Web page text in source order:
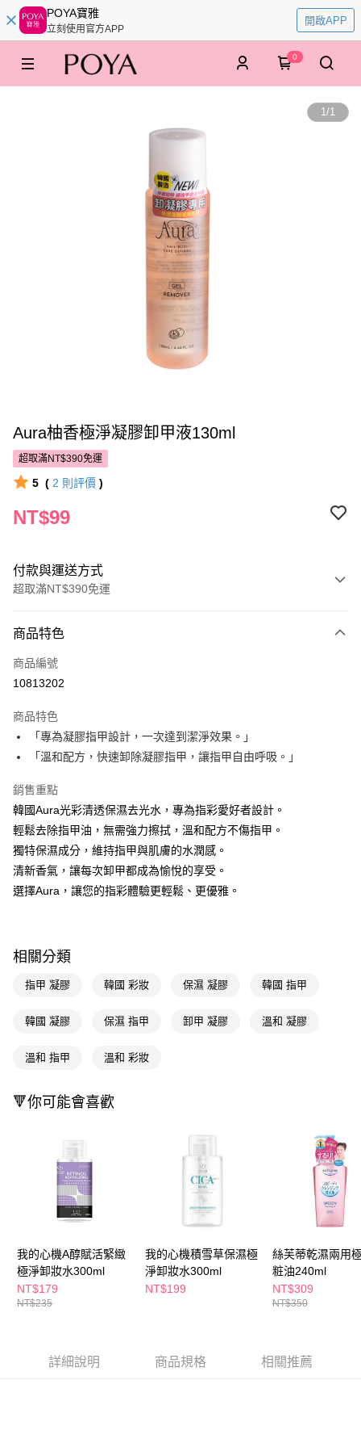
POYA寶雅
立刻使用官方APP
開啟APP
0
1/1
Aura柚香極淨凝膠卸甲液130ml
超取滿NT$390免運
5 ( 2 則評價 )
NT$99
付款與運送方式
超取滿NT$390免運
POYA支付
信用卡一次付款
LINE Pay
Apple Pay
街口支付
悠遊付
Google Pay
便利好安心！
１．簡單：不需註冊會員、不需綁卡、不需儲值。
２．便利：只要手機號碼，簡訊認證，即可結帳。
３．安心：先確認商品／服務後，再付款。
【「AFTEE先享後付」結帳流程】
結帳頁面，進行簡訊認證並確認金額後，即可完成結帳。
２．訂單成立數日內，您將收到繳費通知簡訊。
ATM／網路銀行／等多元方式進行付款，方視為交易完成。
※ 請注意：結帳手續完成當下不需立刻繳費，但若您需要取消訂單，請聯絡
後付繳納相關費用。
※ 交易是否成功請以「AFTEE先享後付 」之結帳頁面顯示為準，若有關於
是否繳費成功／繳費後需取消欲退款等相關疑問，請聯繫「AFTEE先享後付
客戶支援中心」https://netprotections.freshdesk.com/support/home
【注意事項】
１．透過由恩沛科技股份有限公司提供之「AFTEE先享後付」服務完成之交
權轉讓予恩沛科技股份有限公司。
２．關於個人資料處理事宜，請瀏覽以下網址：
https://aftee.tw/terms/#terms3
３．未成年的使用者請事先徵得法定代理人或監護人之同意方可使用
時審查核予不同之上限額度；若仍有額度不足之情形，本公司將視審查結果
請求用戶進行身份認證。
每筆NT$65，滿NT$390(含以上)免運費
付款後全家取貨
萊爾富取貨付款
每筆NT$65，滿NT$490(含以上)免運費
7-11取貨付款
每筆NT$65，滿NT$490(含以上)免運費
付款後7-11取貨
每筆NT$65，滿NT$490(含以上)免運費
宅配(本島)
付款後寶雅門市自取(由倉庫統一出貨)
商品特色
商品編號
10813202
商品特色
「專為凝膠指甲設計，一次達到潔淨效果。」
「溫和配方，快速卸除凝膠指甲，讓指甲自由呼吸。」
銷售重點
韓國Aura光彩清透保濕去光水，專為指彩愛好者設計。
輕鬆去除指甲油，無需強力擦拭，溫和配方不傷指甲。
獨特保濕成分，維持指甲與肌膚的水潤感。
清新香氣，讓每次卸甲都成為愉悅的享受。
選擇Aura，讓您的指彩體驗更輕鬆、更優雅。
相關分類
指甲 凝膠 韓國 彩妝 保濕 凝膠 韓國 指甲
韓國 凝膠 保濕 指甲 卸甲 凝膠 溫和 凝膠
溫和 指甲 溫和 彩妝
🔻你可能會喜歡
我的心機A醇賦活緊緻
極淨卸妝水300ml
NT$179
NT$235
我的心機積雪草保濕極
淨卸妝水300ml
NT$199
絲芙蒂乾濕兩用
粧油240ml
NT$309
NT$350
詳細說明 商品規格 相關推薦